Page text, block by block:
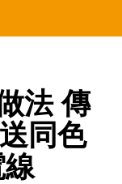
法 傳
同色